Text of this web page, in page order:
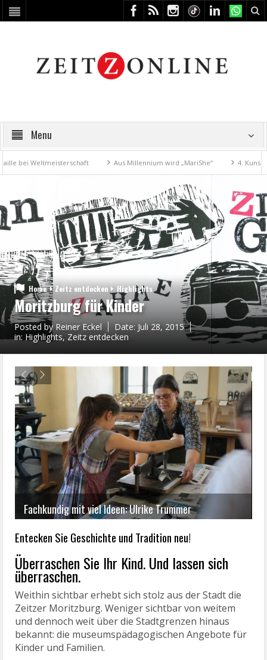
Menu
Weltmeisterschaft Aus Millennium wird „MariShe“ 4. Kunstfest
Home Zeitz entdecken Highlights
Moritzburg für Kinder
Posted byReiner Eckel Date:Juli 28, 2015
in:Highlights, Zeitz entdecken
Fachkundig mit viel Ideen: Ulrike Trummer
Entecken Sie Geschichte und Tradition neu!
Überraschen Sie Ihr Kind. Und lassen sich
überraschen.
Weithin sichtbar erhebt sich stolz aus der Stadt die
Zeitzer Moritzburg. Weniger sichtbar von weitem
und dennoch weit über die Stadtgrenzen hinaus
bekannt: die museumspädagogischen Angebote für
Kinder und Familien.